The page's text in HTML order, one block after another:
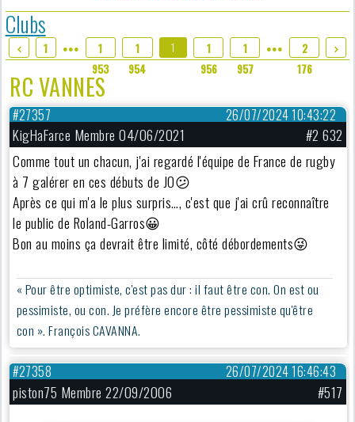
Clubs
1 ●●●
1
953
1
954
1
1
956
1
957
●●●
2
176
RC VANNES
26/07/2024 10:43:22
#27357
KigHaFarce Membre 04/06/2021
#2 632
Comme tout un chacun, j'ai regardé l'équipe de France de rugby
à 7 galérer en ces débuts de JO😕
Après ce qui m'a le plus surpris…, c'est que j'ai crû reconnaître
le public de Roland-Garros😀
Bon au moins ça devrait être limité, côté débordements😜
« Pour être optimiste, c'est pas dur : il faut être con. On est ou
pessimiste, ou con. Je préfère encore être pessimiste qu'être
con ». François CAVANNA.
26/07/2024 16:46:43
#27358
piston75 Membre 22/09/2006 #517